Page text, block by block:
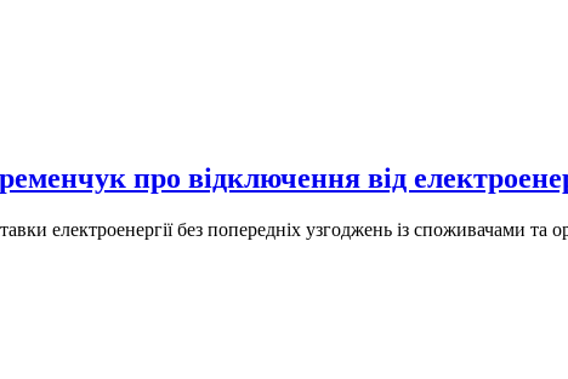
про відключення від
електроенергії без попередніх узгоджень із споживачами та